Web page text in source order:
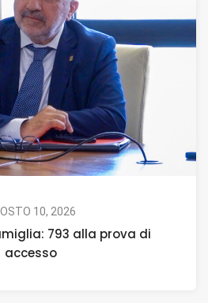
10, 2026
793 alla prova di
accesso